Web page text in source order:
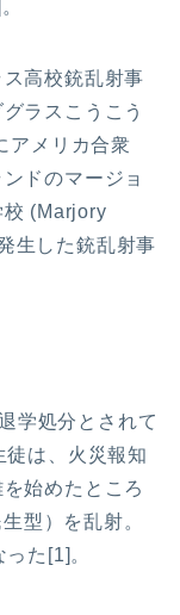
高校銃乱射事
ラスこうこう
アメリカ合衆
ドのマージョ
校 (Marjory
生した銃乱射事
学処分とされて
は、火災報知
始めたところ
型）を乱射。
た[1]。